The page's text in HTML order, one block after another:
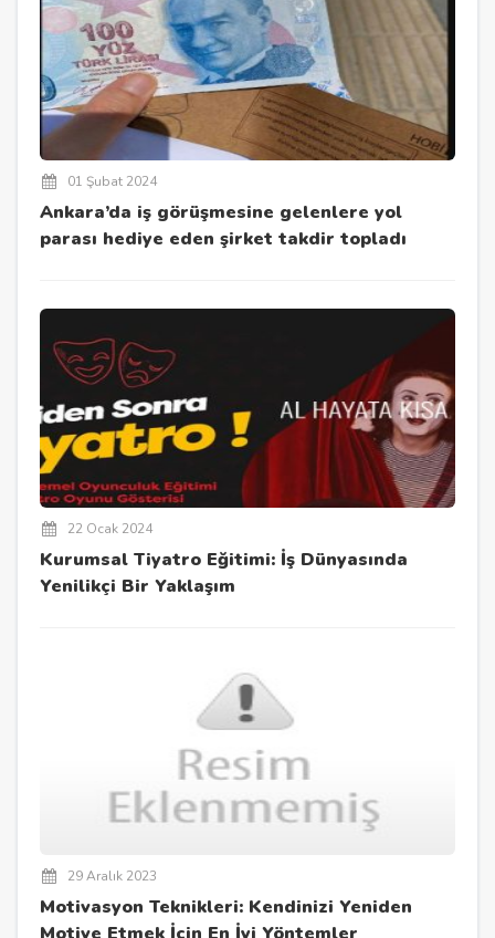
01 Şubat 2024
Ankara’da iş görüşmesine gelenlere yol
parası hediye eden şirket takdir topladı
22 Ocak 2024
Kurumsal Tiyatro Eğitimi: İş Dünyasında
Yenilikçi Bir Yaklaşım
29 Aralık 2023
Motivasyon Teknikleri: Kendinizi Yeniden